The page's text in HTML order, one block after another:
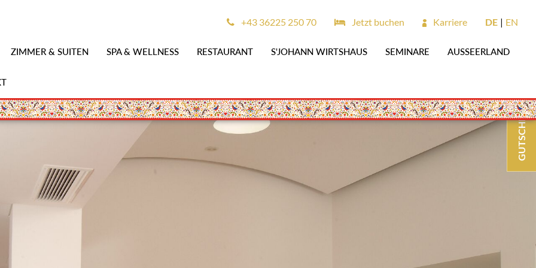
ZIMMER & SUITEN SPA & WELLNESS RESTAURANT S'JOHANN WIRTSHAUS SEMINARE AUSSEERLAND
+43 36225 250 70 Jetzt buchen Karriere DE EN
GUTSCHEINE